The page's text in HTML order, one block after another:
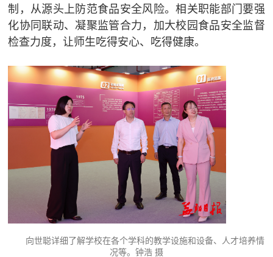
制，从源头上防范食品安全风险。相关职能部门要强
化协同联动、凝聚监管合力，加大校园食品安全监督
检查力度，让师生吃得安心、吃得健康。
向世聪详细了解学校在各个学科的教学设施和设备、人才培养情
况等。钟浩 摄